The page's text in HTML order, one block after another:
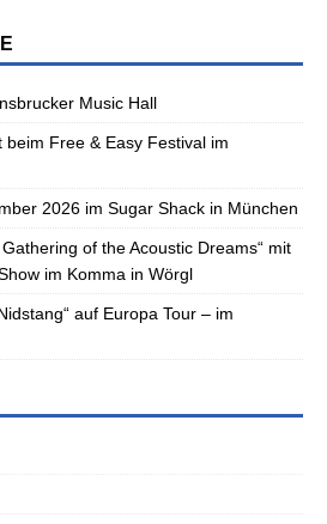
Music Hall
Free & Easy Festival im
2026 im Sugar Shack in München
of the Acoustic Dreams“ mit
im Komma in Wörgl
auf Europa Tour – im